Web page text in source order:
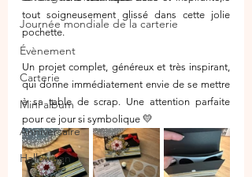
Journée mondiale de la carterie
Évènement
Carterie
Mini album
Anniversaire
Halloween
tout soigneusement glissé dans cette jolie
pochette.
Un projet complet, généreux et très inspirant,
qui donne immédiatement envie de se mettre
à sa table de scrap. Une attention parfaite
pour ce jour si symbolique 💛